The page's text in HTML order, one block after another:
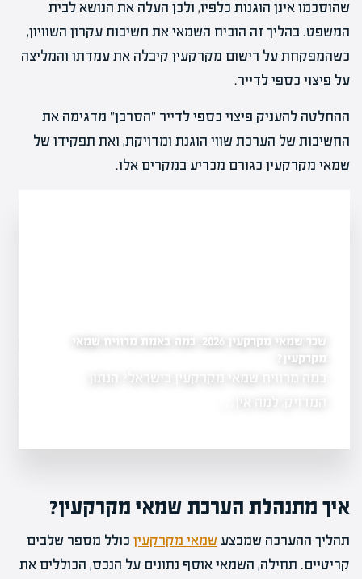
שהוסכמו אינן הוגנות כלפיו, ולכן העלה את הנושא לבית
המשפט. בהליך זה הוכיח השמאי את חשיבות עקרון השוויון,
כשהמפקחת על רישום מקרקעין קיבלה את עמדתו והמליצה
על פיצוי כספי לדייר.
ההחלטה להעניק פיצוי כספי לדייר "הסרבן" מדגימה את
החשיבות של הערכת שווי הוגנת ומדויקת, ואת תפקידו של
שמאי מקרקעין כגורם מכריע במקרים אלו.
מקרקעין לשנת
למועד
שכר שמאי מקרקעין 2026: כמה באמת מרוויח שמאי
מקרקעין?
כמה מרוויח שמאי מקרקעין בישראל? הנתון
המדויק, למה אין…
כמה שמאי מקרקעין יש
איך מתנהלת הערכת שמאי מקרקעין?
תהליך ההערכה שמבצע שמאי מקרקעין כולל מספר שלבים
קריטיים. תחילה, השמאי אוסף נתונים על הנכס, הכוללים את